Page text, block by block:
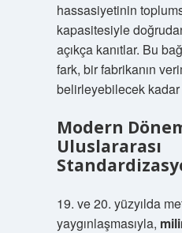
hassasiyetinin
kapasitesiyle
açıkça kanıtlar. Bu
fark, bir fabrikanın
belirleyebilecek
Modern
Uluslararası
19. ve 20. yüzyılda
yaygınlaşmasıyla,